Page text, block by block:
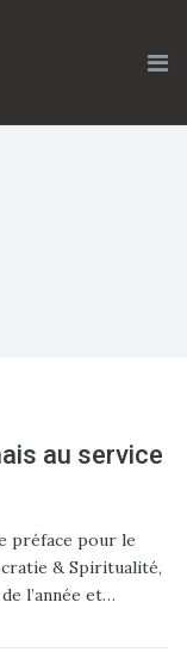
au service
préface pour le
& Spiritualité,
l’année et…